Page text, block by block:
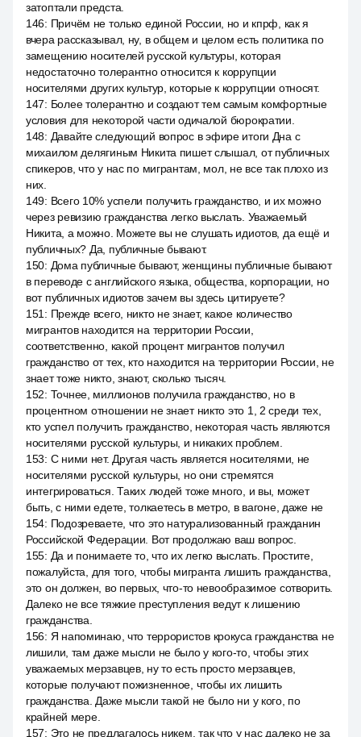
затоптали предста.
146: Причём не только единой России, но и кпрф, как я
вчера рассказывал, ну, в общем и целом есть политика по
замещению носителей русской культуры, которая
недостаточно толерантно относится к коррупции
носителями других культур, которые к коррупции относят.
147: Более толерантно и создают тем самым комфортные
условия для некоторой части одичалой бюрократии.
148: Давайте следующий вопрос в эфире итоги Дна с
михаилом делягиным Никита пишет слышал, от публичных
спикеров, что у нас по мигрантам, мол, не все так плохо из
них.
149: Всего 10% успели получить гражданство, и их можно
через ревизию гражданства легко выслать. Уважаемый
Никита, а можно. Можете вы не слушать идиотов, да ещё и
публичных? Да, публичные бывают.
150: Дома публичные бывают, женщины публичные бывают
в переводе с английского языка, общества, корпорации, но
вот публичных идиотов зачем вы здесь цитируете?
151 : Прежде всего, никто не знает, какое количество
мигрантов находится на территории России,
соответственно, какой процент мигрантов получил
гражданство от тех, кто находится на территории России, не
знает тоже никто, знают, сколько тысяч.
152: Точнее, миллионов получила гражданство, но в
процентном отношении не знает никто это 1, 2 среди тех,
кто успел получить гражданство, некоторая часть являются
носителями русской культуры, и никаких проблем.
153: С ними нет. Другая часть является носителями, не
носителями русской культуры, но они стремятся
интегрироваться. Таких людей тоже много, и вы, может
быть, с ними едете, толкаетесь в метро, в вагоне, даже не
154: Подозреваете, что это натурализованный гражданин
Российской Федерации. Вот продолжаю ваш вопрос.
155: Да и понимаете то, что их легко выслать. Простите,
пожалуйста, для того, чтобы мигранта лишить гражданства,
это он должен, во первых, что-то невообразимое сотворить.
Далеко не все тяжкие преступления ведут к лишению
гражданства.
156: Я напоминаю, что террористов крокуса гражданства не
лишили, там даже мысли не было у кого-то, чтобы этих
уважаемых мерзавцев, ну то есть просто мерзавцев,
которые получают пожизненное, чтобы их лишить
гражданства. Даже мысли такой не было ни у кого, по
крайней мере.
157: Это не предлагалось никем, так что у нас далеко не за